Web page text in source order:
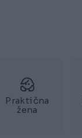
Praktična
žena